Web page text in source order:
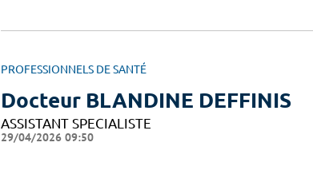
PROFESSIONNELS DE SANTÉ
Docteur BLANDINE DEFFINIS
ASSISTANT SPECIALISTE
29/04/2026 09:50